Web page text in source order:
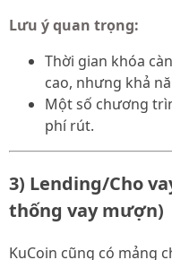
Lưu ý quan trọng:
Thời gian khóa
cao, nhưng khả
Một số chương
phí rút.
3) Lending/Cho
thống vay mượn)
KuCoin cũng có mảng